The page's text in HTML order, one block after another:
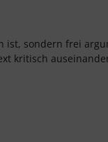
ist, sondern frei
kritisch